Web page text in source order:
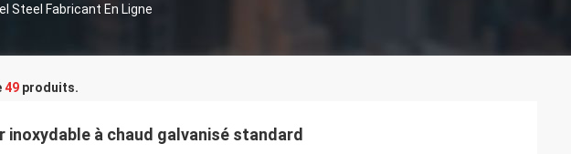
Steel Fabricant En Ligne
49 produits.
inoxydable à chaud galvanisé standard